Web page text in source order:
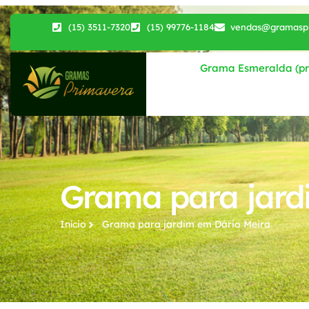
(15) 3511-7320 (15) 99776-1184
Grama Esmeralda
Grama para
Início Grama para jardim​ em Dário Meira